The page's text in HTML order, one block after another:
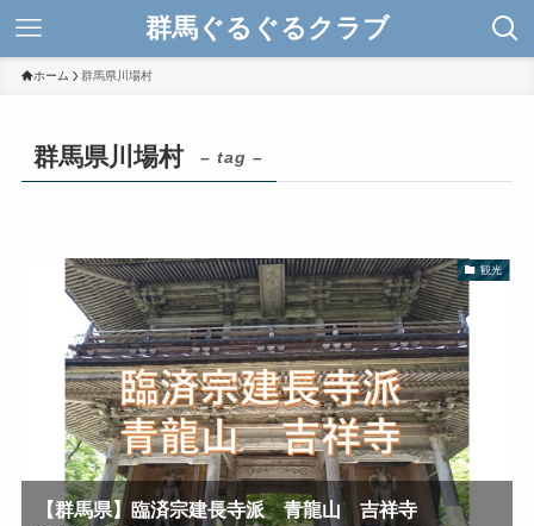
群馬ぐるぐるクラブ
ホーム 群馬県川場村
群馬県川場村 – tag –
観光
【群馬県】臨済宗建長寺派 青龍山 吉祥寺